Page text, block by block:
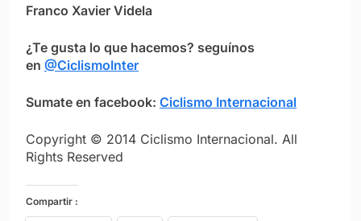
Franco Xavier Videla
¿Te gusta lo que hacemos? seguínos
en @CiclismoInter
Sumate en facebook: Ciclismo Internacional
Copyright © 2014 Ciclismo Internacional. All
Rights Reserved
Compartir :